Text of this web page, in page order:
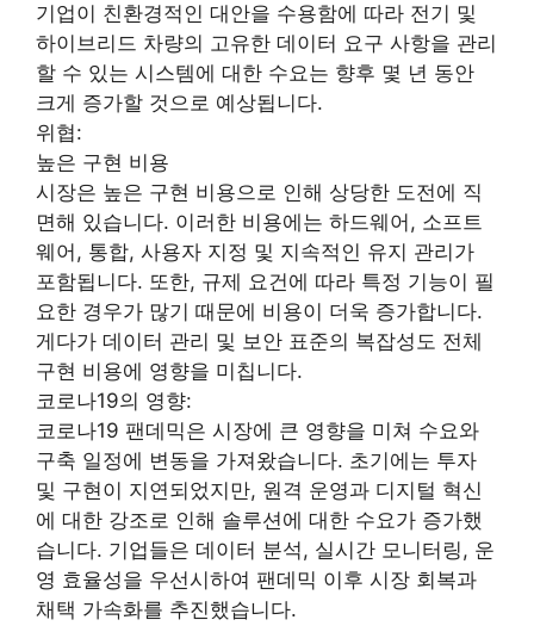
기업이 친환경적인 대안을 수용함에 따라 전기 및
하이브리드 차량의 고유한 데이터 요구 사항을 관리
할 수 있는 시스템에 대한 수요는 향후 몇 년 동안
크게 증가할 것으로 예상됩니다.
위협:
높은 구현 비용
시장은 높은 구현 비용으로 인해 상당한 도전에 직
면해 있습니다. 이러한 비용에는 하드웨어, 소프트
웨어, 통합, 사용자 지정 및 지속적인 유지 관리가
포함됩니다. 또한, 규제 요건에 따라 특정 기능이 필
요한 경우가 많기 때문에 비용이 더욱 증가합니다.
게다가 데이터 관리 및 보안 표준의 복잡성도 전체
구현 비용에 영향을 미칩니다.
코로나19의 영향:
코로나19 팬데믹은 시장에 큰 영향을 미쳐 수요와
구축 일정에 변동을 가져왔습니다. 초기에는 투자
및 구현이 지연되었지만, 원격 운영과 디지털 혁신
에 대한 강조로 인해 솔루션에 대한 수요가 증가했
습니다. 기업들은 데이터 분석, 실시간 모니터링, 운
영 효율성을 우선시하여 팬데믹 이후 시장 회복과
채택 가속화를 추진했습니다.